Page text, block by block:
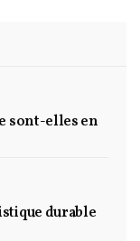
sont-elles en
durable